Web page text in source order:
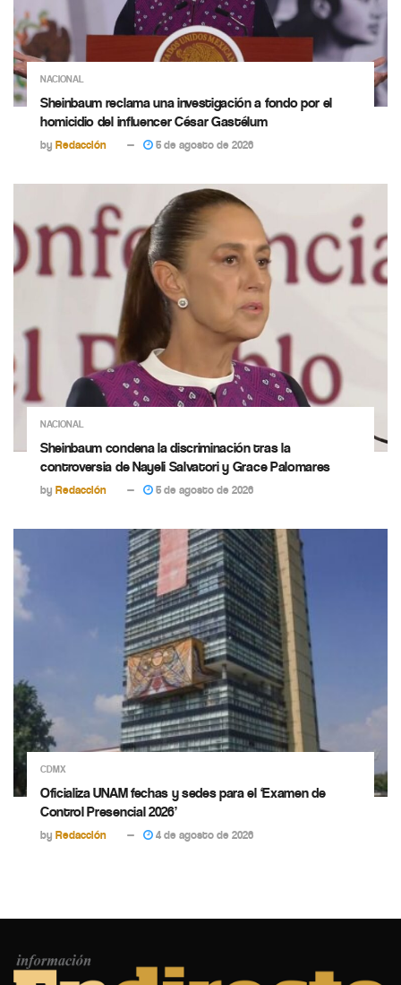
NACIONAL
Sheinbaum reclama una investigación a fondo por el
homicidio del influencer César Gastélum
by Redacción 5 de agosto de 2026
NACIONAL
Sheinbaum condena la discriminación tras la
controversia de Nayeli Salvatori y Grace Palomares
by Redacción 5 de agosto de 2026
CDMX
Oficializa UNAM fechas y sedes para el ‘Examen de
Control Presencial 2026’
by Redacción 4 de agosto de 2026